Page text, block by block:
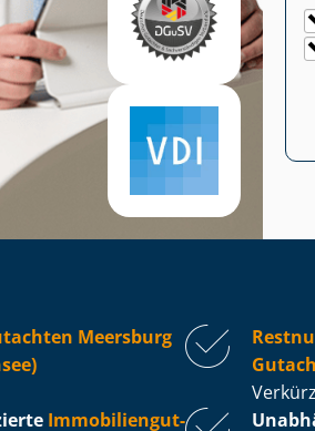
Meersburg
Im­mo­bi­li­en­gut­